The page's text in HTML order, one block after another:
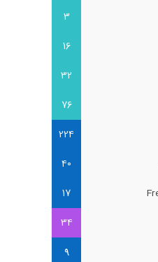
3
16
32
76
224
40
17
34
9